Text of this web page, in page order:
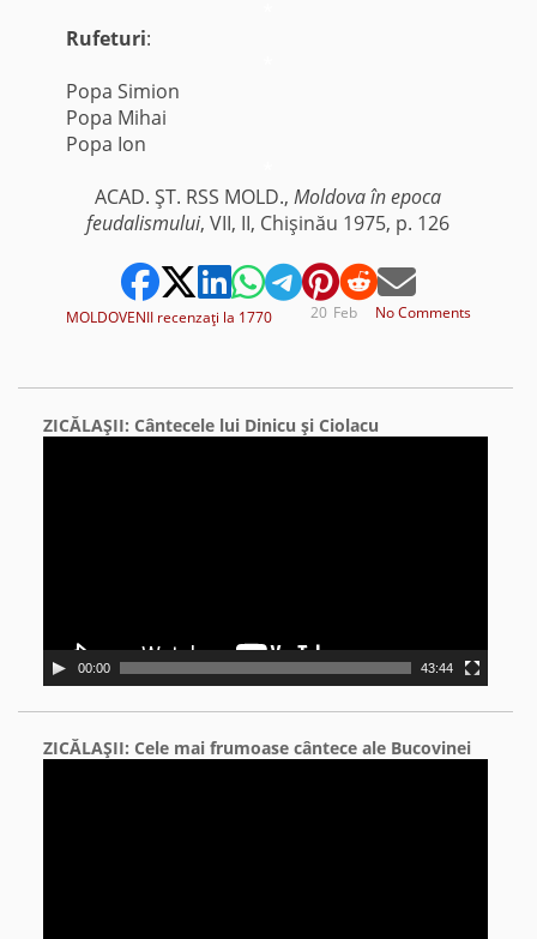
Rufeturi:
Popa Simion
Popa Mihai
Popa Ion
ACAD. ŞT. RSS MOLD.,Moldova în epoca
feudalismului, VII, II, Chişinău 1975, p. 126
MOLDOVENII recenzaţi la 1770 No Comments
Feb
20
ZICĂLAŞII: Cântecele lui Dinicu şi Ciolacu
00:00 43:44
ZICĂLAŞII: Cele mai frumoase cântece ale Bucovinei